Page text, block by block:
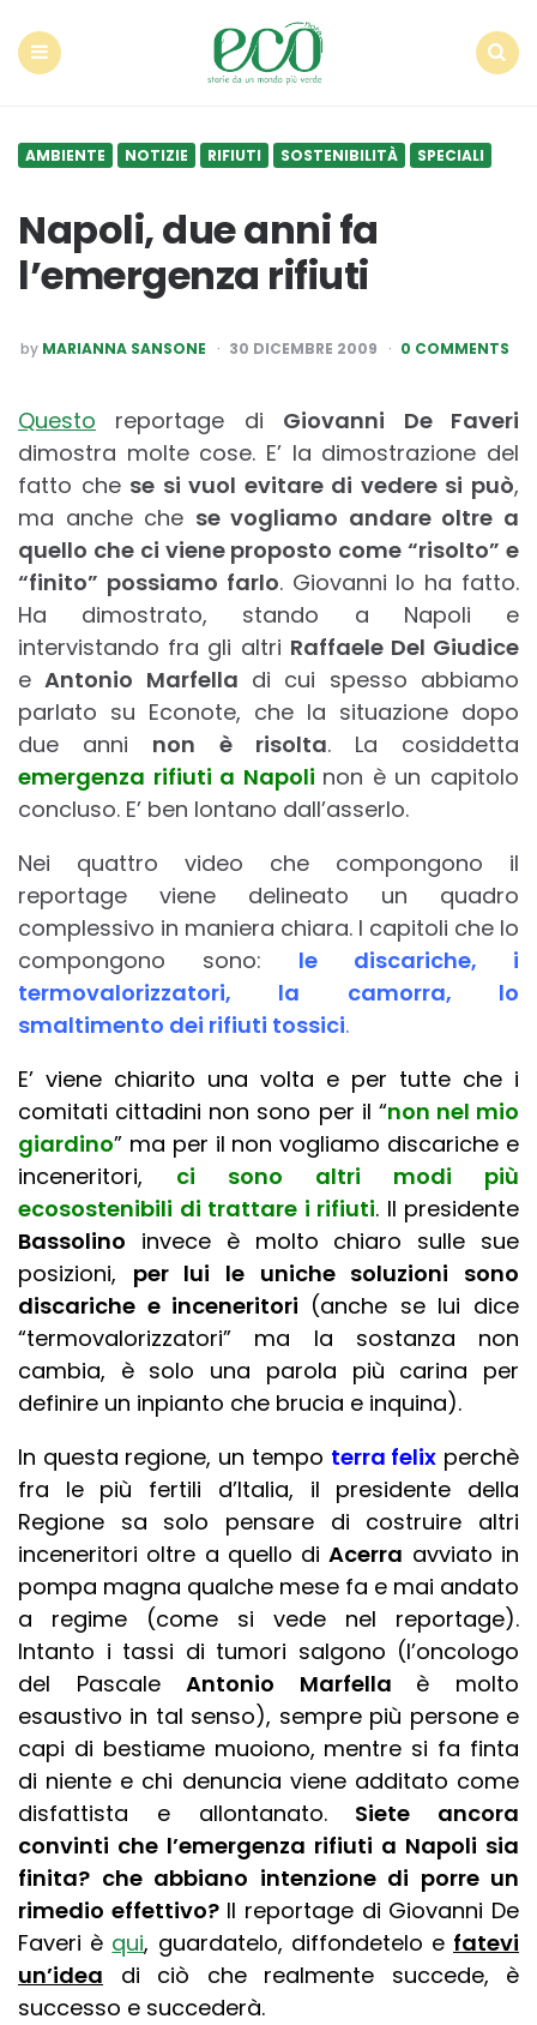
AMBIENTE NOTIZIE RIFIUTI SOSTENIBILITÀ SPECIALI
Napoli, due anni fa
l’emergenza rifiuti
POSTED
BY
by MARIANNA SANSONE 30 DICEMBRE 2009 0 COMMENTS
Questo reportage di Giovanni De Faveri
dimostra molte cose. E’ la dimostrazione del
fatto che se si vuol evitare di vedere si può,
ma anche che se vogliamo andare oltre a
quello che ci viene proposto come “risolto” e
“finito” possiamo farlo. Giovanni lo ha fatto.
Ha dimostrato, stando a Napoli e
intervistando fra gli altri Raffaele Del Giudice
eAntonio Marfella di cui spesso abbiamo
parlato su Econote, che la situazione dopo
due anni non è risolta. La cosiddetta
emergenza rifiuti a Napoli non è un capitolo
concluso. E’ ben lontano dall’asserlo.
Nei quattro video che compongono il
reportage viene delineato un quadro
complessivo in maniera chiara. I capitoli che lo
compongono sono: le discariche, i
termovalorizzatori, la camorra, lo
smaltimento dei rifiuti tossici.
E’ viene chiarito una volta e per tutte che i
comitati cittadini non sono per il “non nel mio
giardino” ma per il non vogliamo discariche e
inceneritori, ci sono altri modi più
ecosostenibili di trattare i rifiuti. Il presidente
Bassolino invece è molto chiaro sulle sue
posizioni, per lui le uniche soluzioni sono
discariche e inceneritori (anche se lui dice
“termovalorizzatori” ma la sostanza non
cambia, è solo una parola più carina per
definire un inpianto che brucia e inquina).
In questa regione, un tempo terra felix perchè
fra le più fertili d’Italia, il presidente della
Regione sa solo pensare di costruire altri
inceneritori oltre a quello diAcerra avviato in
pompa magna qualche mese fa e mai andato
a regime (come si vede nel reportage).
Intanto i tassi di tumori salgono (l’oncologo
del PascaleAntonio Marfella è molto
esaustivo in tal senso), sempre più persone e
capi di bestiame muoiono, mentre si fa finta
di niente e chi denuncia viene additato come
disfattista e allontanato. Siete ancora
convinti che l’emergenza rifiuti a Napoli sia
finita? che abbiano intenzione di porre un
rimedio effettivo?Il reportage di Giovanni De
Faveri è qui, guardatelo, diffondetelo e fatevi
un’idea di ciò che realmente succede, è
successo e succederà.